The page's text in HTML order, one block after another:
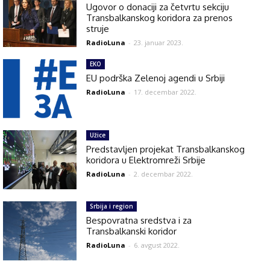
Ugovor o donaciji za četvrtu sekciju
Transbalkanskog koridora za prenos
struje
RadioLuna - 23. januar 2023.
EKO
EU podrška Zelenoj agendi u Srbiji
RadioLuna - 17. decembar 2022.
Užice
Predstavljen projekat Transbalkanskog
koridora u Elektromreži Srbije
RadioLuna - 2. decembar 2022.
Srbija i region
Bespovratna sredstva i za
Transbalkanski koridor
RadioLuna - 6. avgust 2022.